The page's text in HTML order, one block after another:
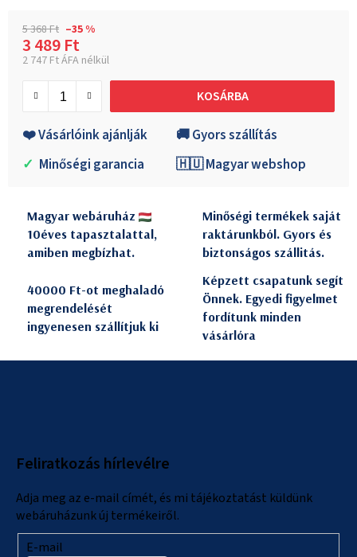
5 368 Ft –35 %
3 489 Ft
2 747 Ft ÁFA nélkül
KOSÁRBA
❤️ Vásárlóink ajánlják
🚚 Gyors szállítás
✓ Minőségi garancia 🇭🇺 Magyar webshop
Magyar webáruház
10éves tapasztalattal,
amiben megbízhat.
Minőségi termékek saját
raktárunkból. Gyors és
biztonságos szállitás.
40000 Ft-ot meghaladó
megrendelését
ingyenesen szállítjuk ki
Képzett csapatunk segít
Önnek. Egyedi figyelmet
fordítunk minden
vásárlóra
Feliratkozás hírlevélre
Adja meg az e-mail címét, és mi tájékoztatást küldünk
webáruházunk új termékeiről.
E-mail